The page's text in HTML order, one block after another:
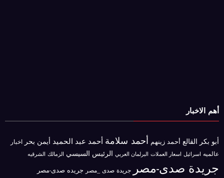
أهم الاخبار
أبو بكر القالع أحمد زينهم أحمد سلامة أحمد عبد الحميد أيمن بحر اخبار
عالميه اسرائيل اسعار العملات البرلمان العربي الرئيس السيسي الزمالك الشرقيه
جريدة صدى-مصر جريدة صدى _مصر جريده صدى-مصر